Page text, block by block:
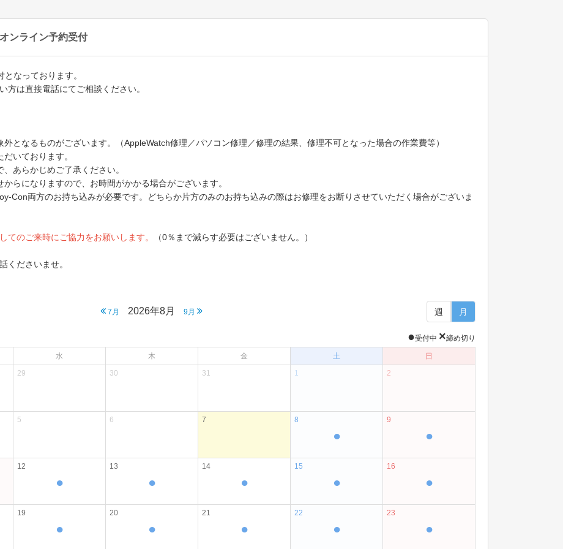
ンライン予約受付
なっております。
方は直接電話にてご相談ください。
となるものがございます。（AppleWatch修理／パソコン修理／修理の結果、修理不可となった場合の作業費等）
いております。
あらかじめご了承ください。
らになりますので、お時間がかかる場合がございます。
Con両方のお持ち込みが必要です。どちらか片方のみのお持ち込みの際はお修理をお断りさせていただく場合がございま
のご来時にご協力をお願いします。 （0％まで減らす必要はございません。）
くださいませ。
7月 2026年8月 9月 週 月
●受付中 ×締め切り
水 木 金 土
日
29 30 31 1 2
5 6 7 8
●
9
●
12
●
13
●
14
●
15
●
16
●
19
●
20
●
21
●
22
●
23
●